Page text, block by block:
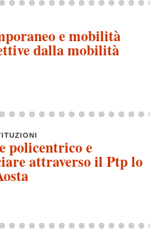
e mobilità
dalla mobilità
policentrico e
attraverso il Ptp lo